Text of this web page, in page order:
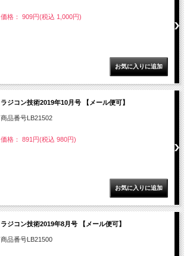
価格： 909円(税込 1,000円)
ラジコン技術2019年10月号 【メール便可】
商品番号LB21502
価格： 891円(税込 980円)
ラジコン技術2019年8月号 【メール便可】
商品番号LB21500